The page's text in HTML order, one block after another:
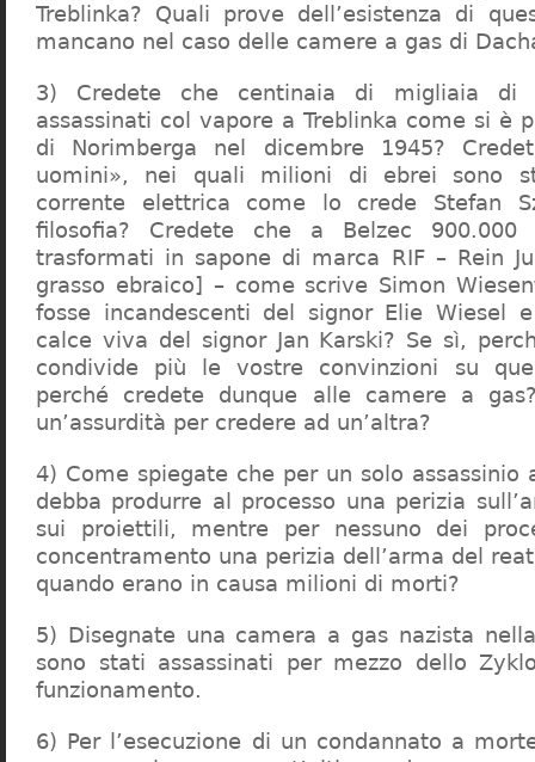
Treblinka? Quali prove dell’esistenza di
mancano nel caso delle camere a gas di
3) Credete che centinaia di migliaia di
assassinati col vapore a Treblinka come si è
di Norimberga nel dicembre 1945?
uomini», nei quali milioni di ebrei sono
corrente elettrica come lo crede Stefan
filosofia? Credete che a Belzec
trasformati in sapone di marca RIF – Rein
grasso ebraico] – come scrive Simon
fosse incandescenti del signor Elie Wiesel
calce viva del signor Jan Karski? Se sì,
condivide più le vostre convinzioni su
perché credete dunque alle camere a
un’assurdità per credere ad un’altra?
4) Come spiegate che per un solo assassinio
debba produrre al processo una perizia
sui proiettili, mentre per nessuno dei
concentramento una perizia dell’arma del
quando erano in causa milioni di morti?
5) Disegnate una camera a gas nazista
sono stati assassinati per mezzo dello
funzionamento.
6) Per l’esecuzione di un condannato a